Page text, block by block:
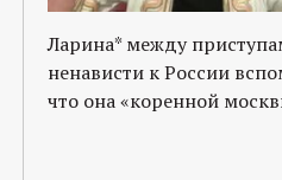
Ларина* между
ненависти к России
что она «коренной